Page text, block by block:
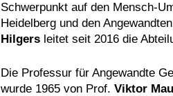
Schwerpunkt auf den Mensch-
Heidelberg und den
Hilgersleitet seit 2016 die
Die Professur für Angewandte
wurde 1965 von Prof. Viktor